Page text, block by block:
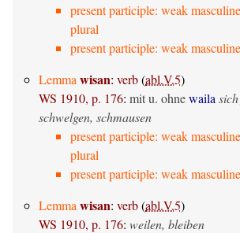
present participle: weak
plural
present participle: weak
Lemma wisan: verb(abl.V.5)
WS 1910, p. 176: mit u. ohnewaila
schwelgen, schmausen
present participle: weak
plural
present participle: weak
Lemma wisan: verb(abl.V.5)
WS 1910, p. 176: weilen, bleiben